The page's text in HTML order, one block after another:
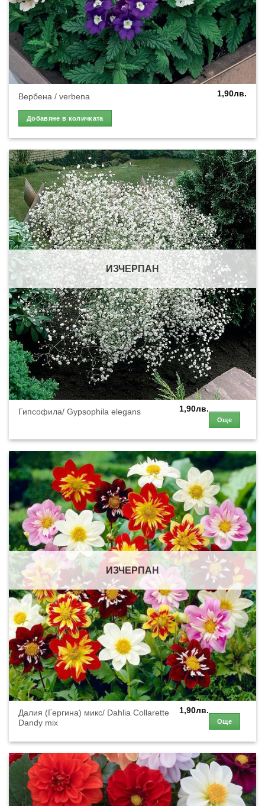
Вербена / verbena 1,90лв.
Добавяне в количката
ИЗЧЕРПАН
Гипсофила/ Gypsophila elegans 1,90лв.
Още
ИЗЧЕРПАН
Далия (Гергина) микс/ Dahlia Collarette
Dandy mix
1,90лв.
Още